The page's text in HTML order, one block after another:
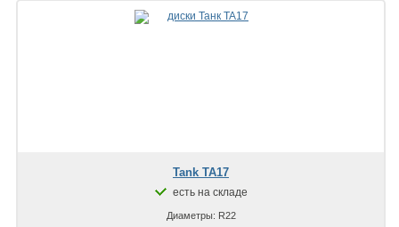
Tank TA17
есть на складе
Диаметры: R22